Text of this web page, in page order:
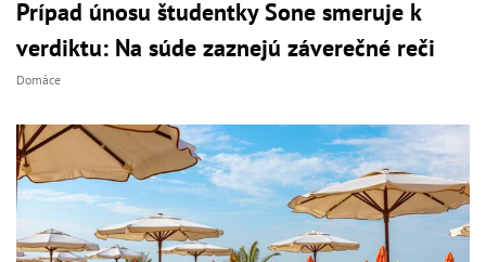
Prípad únosu študentky Sone smeruje k
verdiktu: Na súde zaznejú záverečné reči
Domáce